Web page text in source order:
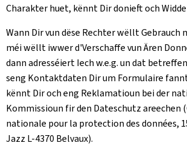
Charakter huet, kënnt Dir donieft och
Wann Dir vun dëse Rechter wëllt Gebrauch
méi wëllt iwwer d'Verschaffe vun Ären
dann adresséiert Iech w.e.g. un dat
seng Kontaktdaten Dir um Formulaire
kënnt Dir och eng Reklamatioun bei der
Kommissioun fir den Dateschutz areechen (
nationale pour la protection des données,
Jazz L-4370 Belvaux).